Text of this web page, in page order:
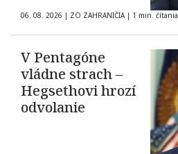
06. 08. 2026 | ZO ZAHRANIČIA | 1 min. čítania
V Pentagóne
vládne strach –
Hegsethovi hrozí
odvolanie